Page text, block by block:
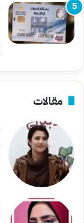
مقالات